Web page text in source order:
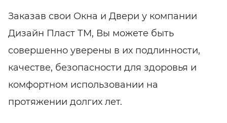
Заказав свои Окна и Двери у компании
Дизайн Пласт ТМ, Вы можете быть
совершенно уверены в их подлинности,
качестве, безопасности для здоровья и
комфортном использовании на
протяжении долгих лет.